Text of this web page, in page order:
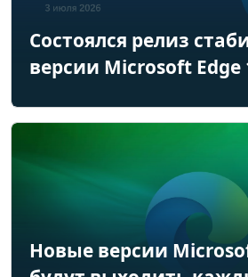
Состоялся релиз
версии Microsoft Edge
Новые версии